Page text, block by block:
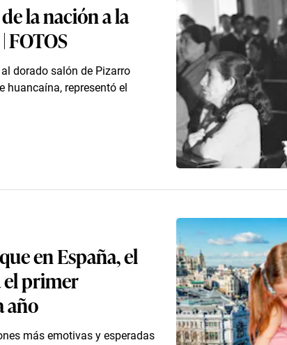
la nación a la
FOTOS
dorado salón de Pizarro
huancaína, representó el
en España, el
el primer
año
más emotivas y esperadas